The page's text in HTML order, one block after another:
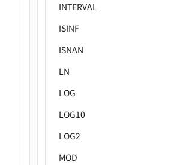
INTERVAL
ISINF
ISNAN
LN
LOG
LOG10
LOG2
MOD